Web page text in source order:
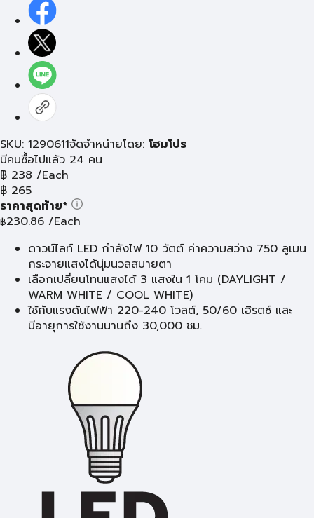
SKU: 1290611จัดจำหน่ายโดย: โฮมโปร
มีคนซื้อไปแล้ว 24 คน
฿ 238 /Each
฿ 265
ราคาสุดท้าย*
฿230.86 /Each
ดาวน์ไลท์ LED กำลังไฟ 10 วัตต์ ค่าความสว่าง 750 ลูเมน
กระจายแสงได้นุ่มนวลสบายตา
เลือกเปลี่ยนโทนแสงได้ 3 แสงใน 1 โคม (DAYLIGHT /
WARM WHITE / COOL WHITE)
ใช้กับแรงดันไฟฟ้า 220-240 โวลต์, 50/60 เฮิรตซ์ และ
มีอายุการใช้งานนานถึง 30,000 ชม.